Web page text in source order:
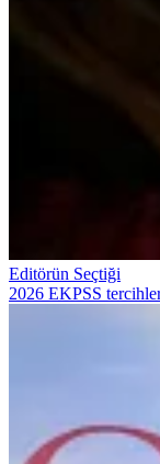
Editörün Seçtiği
2026 EKPSS